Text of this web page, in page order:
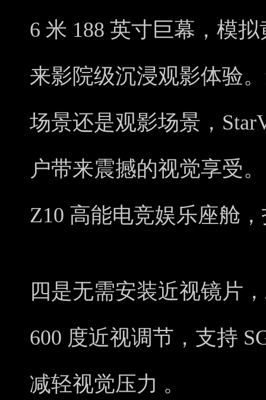
6 米 188 英寸巨幕，模
来影院级沉浸观影体验
场景还是观影场景，
户带来震撼的视觉享受
Z10 高能电竞娱乐座舱
四是无需安装近视镜片
600 度近视调节，支持
减轻视觉压力 。